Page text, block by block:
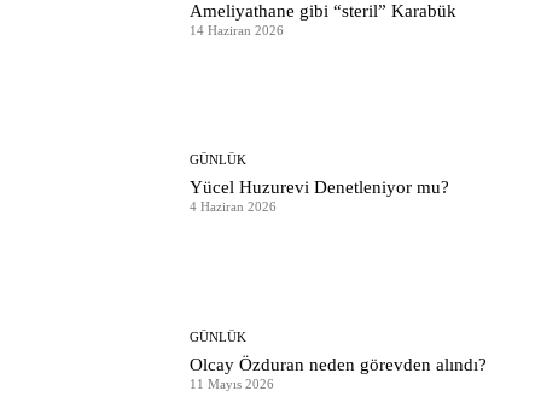
Ameliyathane gibi “steril” Karabük
14 Haziran 2026
GÜNLÜK
Yücel Huzurevi Denetleniyor mu?
4 Haziran 2026
GÜNLÜK
Olcay Özduran neden görevden alındı?
11 Mayıs 2026